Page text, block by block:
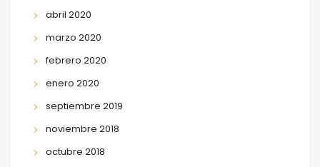
abril 2020
marzo 2020
febrero 2020
enero 2020
septiembre 2019
noviembre 2018
octubre 2018